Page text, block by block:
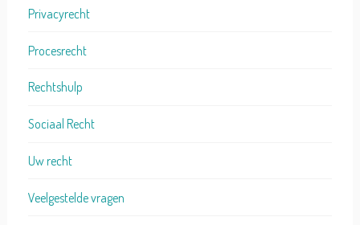
Privacyrecht
Procesrecht
Rechtshulp
Sociaal Recht
Uw recht
Veelgestelde vragen